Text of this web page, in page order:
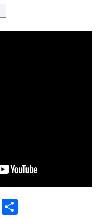
Odnoklassniki